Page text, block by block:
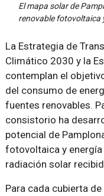
El mapa solar de
renovable fotovoltaica
La Estrategia de
Climático 2030 y la
contemplan el
del consumo de
fuentes renovables.
consistorio ha
potencial de
fotovoltaica y
radiación solar
Para cada cubierta